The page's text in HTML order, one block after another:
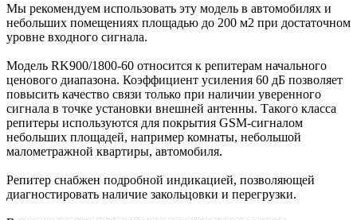
Мы рекомендуем использовать эту модель в автомобилях и
небольших помещениях площадью до 200 м2 при достаточном
уровне входного сигнала.
Модель RK900/1800-60 относится к репитерам начального
ценового диапазона. Коэффициент усиления 60 дБ позволяет
повысить качество связи только при наличии уверенного
сигнала в точке установки внешней антенны. Такого класса
репитеры используются для покрытия GSM-сигналом
небольших площадей, например комнаты, небольшой
малометражной квартиры, автомобиля.
Репитер снабжен подробной индикацией, позволяющей
диагностировать наличие закольцовки и перегрузки.